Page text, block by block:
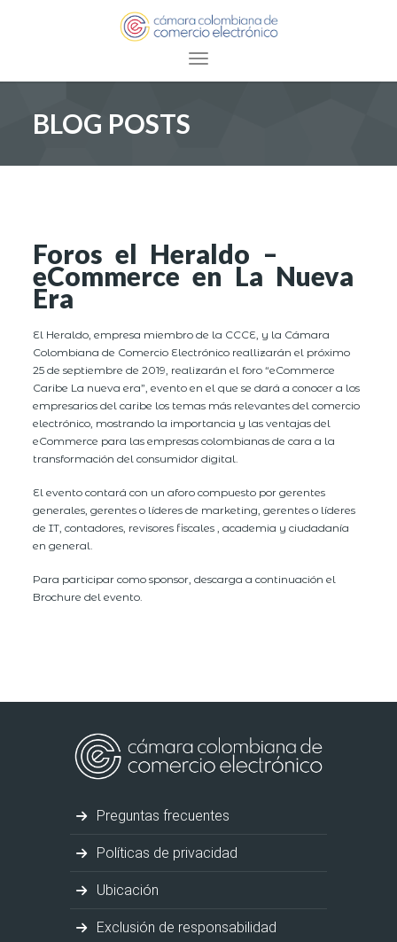
Toggle navigation
BLOG POSTS
Foros el Heraldo –
eCommerce en La Nueva
Era
El Heraldo, empresa miembro de la CCCE, y la Cámara
Colombiana de Comercio Electrónico reallizarán el próximo
25 de septiembre de 2019, realizarán el foro “eCommerce
Caribe La nueva era”, evento en el que se dará a conocer a los
empresarios del caribe los temas más relevantes del comercio
electrónico, mostrando la importancia y las ventajas del
eCommerce para las empresas colombianas de cara a la
transformación del consumidor digital.
El evento contará con un aforo compuesto por gerentes
generales, gerentes o líderes de marketing, gerentes o líderes
de IT, contadores, revisores fiscales , academia y ciudadanía
en general.
Para participar como sponsor, descarga a continuación el
Brochure del evento.
Preguntas frecuentes
Políticas de privacidad
Ubicación
Exclusión de responsabilidad